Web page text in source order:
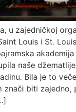
u zajedničkoj
Louis i St.
naše
Bila je to
znači biti zajedno,